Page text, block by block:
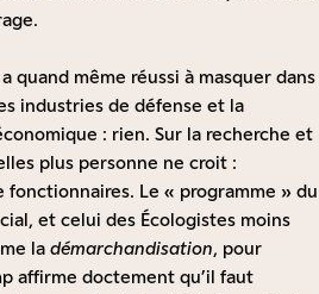
même réussi à masquer dans
industries de défense et la
: rien. Sur la recherche et
plus personne ne croit :
fonctionnaires. Le « programme » du
et celui des Écologistes moins
la démarchandisation, pour
affirme doctement qu’il faut